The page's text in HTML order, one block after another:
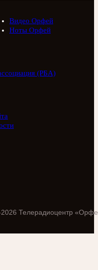
Видео Орфей
Ноты Орфей
(РБА)
2026 Телерадиоцентр